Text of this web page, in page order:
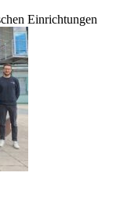
Einrichtungen